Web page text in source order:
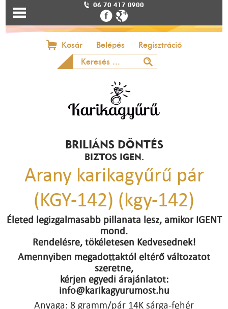
06 70 417 0900
Kosár Belépés Regisztráció
BRILIÁNS DÖNTÉS
BIZTOS IGEN.
Arany karikagyűrű pár
(KGY-142) (kgy-142)
Életed legizgalmasabb pillanata lesz, amikor IGENT
mond.
Rendelésre, tökéletesen Kedvesednek!
Amennyiben megadottaktól eltérő változatot
szeretne,
kérjen egyedi árajánlatot:
info@karikagyurumost.hu
Anyaga: 8 gramm/pár 14K sárga-fehér